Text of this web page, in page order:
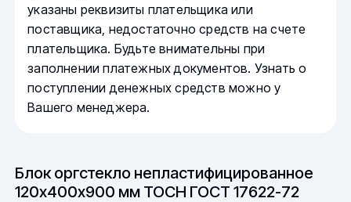
указаны реквизиты плательщика или
поставщика, недостаточно средств на счете
плательщика. Будьте внимательны при
заполнении платежных документов. Узнать о
поступлении денежных средств можно у
Вашего менеджера.
Блок оргстекло непластифицированное
120х400х900 мм ТОСН ГОСТ 17622-72